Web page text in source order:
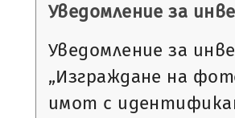
Уведомление за
Уведомление за
„Изграждане на
имот с